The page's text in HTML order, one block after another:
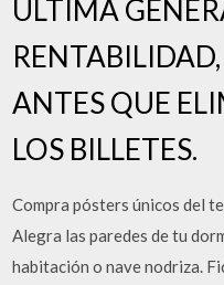
ULTIMA
ANTES QUE
LOS BILLETES.
Compra pósters únicos del
Alegra las paredes de tu
habitación o nave nodriza.